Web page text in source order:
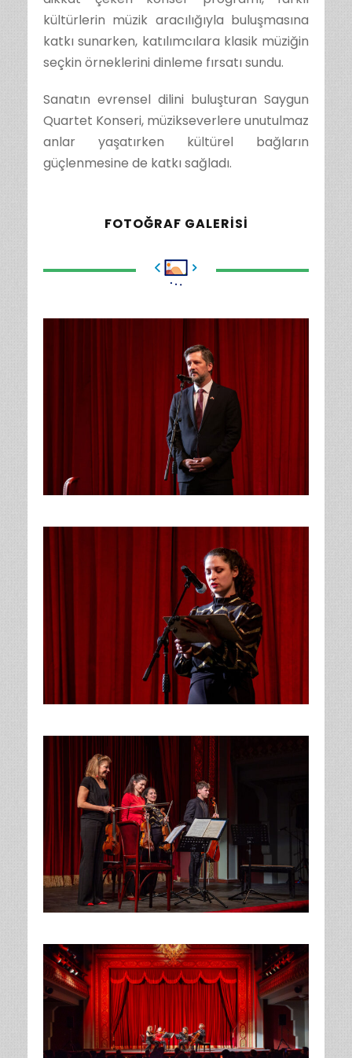
kültürlerin müzik aracılığıyla buluşmasına
katkı sunarken, katılımcılara klasik müziğin
seçkin örneklerini dinleme fırsatı sundu.
Sanatın evrensel dilini buluşturan Saygun
Quartet Konseri, müzikseverlere unutulmaz
anlar yaşatırken kültürel bağların
güçlenmesine de katkı sağladı.
FOTOĞRAF GALERISI